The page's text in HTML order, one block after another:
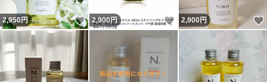
2,950円 いいね！
2,900円 いいね！
2,900円